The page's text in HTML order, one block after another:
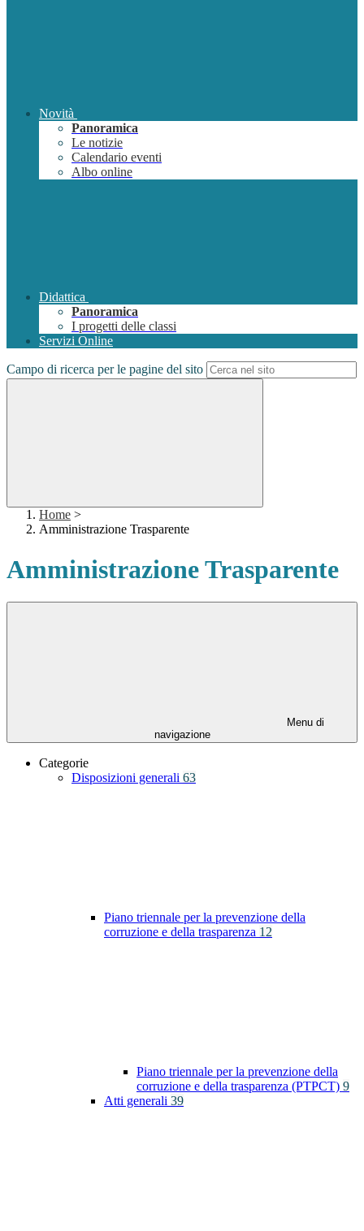
Novità
Panoramica
Le notizie
Calendario eventi
Albo online
Didattica
Panoramica
I progetti delle classi
Servizi Online
Campo di ricerca per le pagine del sito
Home >
Amministrazione Trasparente
Amministrazione Trasparente
Menu di
navigazione
Categorie
Disposizioni generali 63
Piano triennale per la prevenzione della
corruzione e della trasparenza 12
Piano triennale per la prevenzione della
corruzione e della trasparenza (PTPCT) 9
Atti generali 39